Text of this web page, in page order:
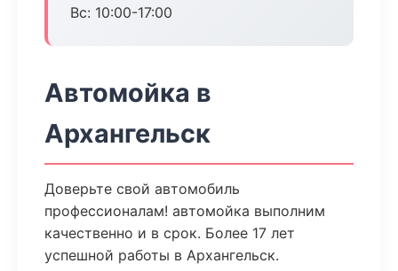
Вс: 10:00-17:00
Автомойка в
Архангельск
Доверьте свой автомобиль
профессионалам! автомойка выполним
качественно и в срок. Более 17 лет
успешной работы в Архангельск.